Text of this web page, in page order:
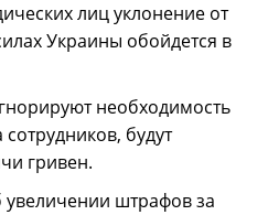
лиц уклонение от
Украины обойдется в
необходимость
будут
гривен.
штрафов за